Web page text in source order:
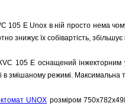
105 Е Unox в ній просто нема
знижує їх собівартість, збільшує
105 Е оснащений
в змішаному режимі. Максимальна
UNOX розміром